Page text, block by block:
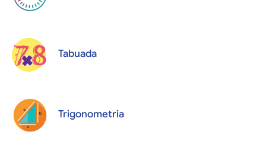
Tabuada
Trigonometria